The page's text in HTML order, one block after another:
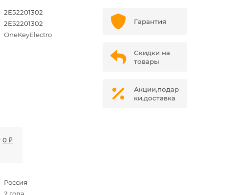
2E52201302
2E52201302
OneKeyElectro
0 ₽
Россия
Гарантия
Скидки на
товары
Акции,подар
ки,доставка